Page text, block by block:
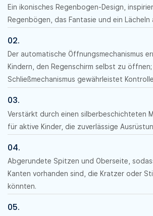
Ein ikonisches Regenbogen-Design,
Regenbögen, das Fantasie und ein Lächeln
02.
Der automatische Öffnungsmechanismus
Kindern, den Regenschirm selbst zu
Schließmechanismus gewährleistet
03.
Verstärkt durch einen silberbeschichteten
für aktive Kinder, die zuverlässige
04.
Abgerundete Spitzen und Oberseite,
Kanten vorhanden sind, die Kratzer oder
könnten.
05.